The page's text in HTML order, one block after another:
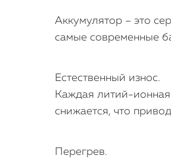
Аккумулятор – это
самые современные
Естественный износ.
Каждая литий-ионная
снижается, что
Перегрев.